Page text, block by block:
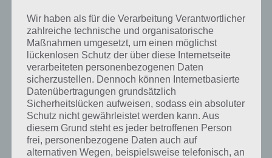
100 Gates Level 23 Lösung
Wir haben als für die Verarbeitung Verantwortlicher
zahlreiche technische und organisatorische
Maßnahmen umgesetzt, um einen möglichst
lückenlosen Schutz der über diese Internetseite
verarbeiteten personenbezogenen Daten
sicherzustellen. Dennoch können Internetbasierte
Datenübertragungen grundsätzlich
Sicherheitslücken aufweisen, sodass ein absoluter
Schutz nicht gewährleistet werden kann. Aus
diesem Grund steht es jeder betroffenen Person
frei, personenbezogene Daten auch auf
alternativen Wegen, beispielsweise telefonisch, an